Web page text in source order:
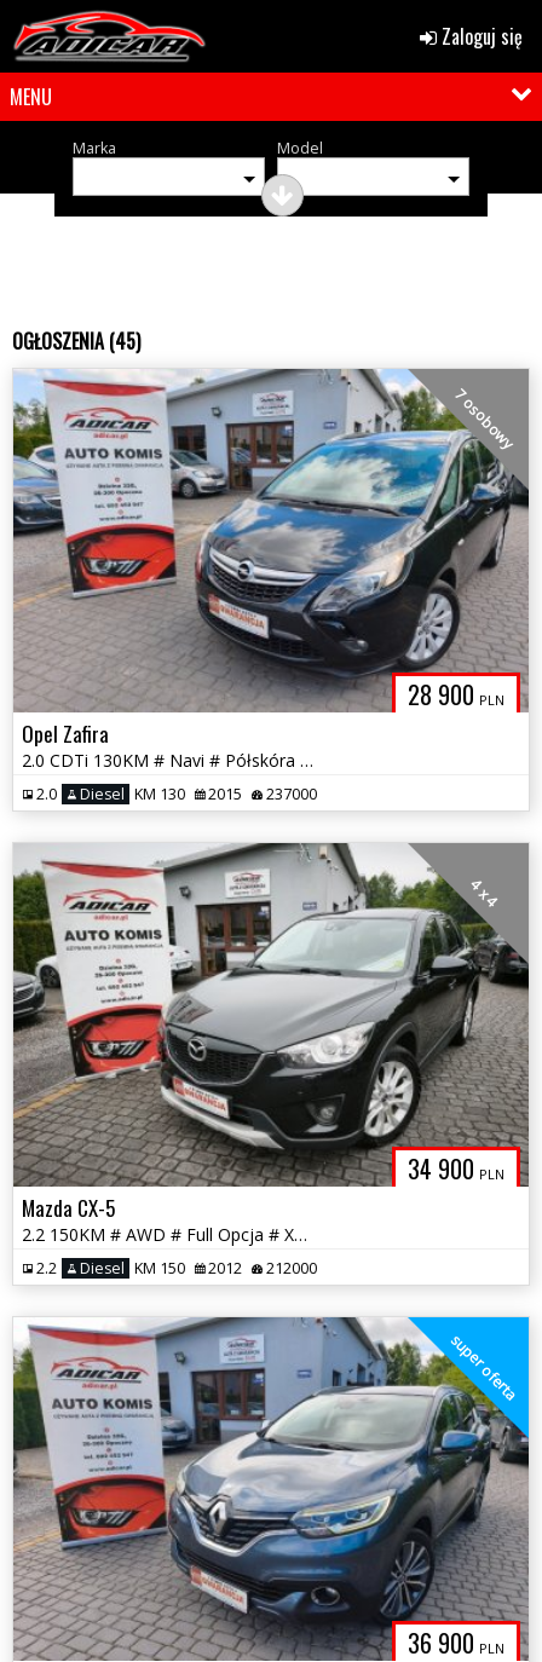
Zaloguj się
MENU
Marka Model
OGŁOSZENIA (45)
28 900 PLN
7 osobowy
Opel Zafira
2.0 CDTi 130KM # Navi # Półskóra # 7 osobowa # PDC # GWARANCJA !!!
2.0 Diesel KM 130 2015 237000
34 900 PLN
4 x 4
Mazda CX-5
2.2 150KM # AWD # Full Opcja # Xenon # Navi # Skóra # GWARANCJA !!!
2.2 Diesel KM 150 2012 212000
36 900 PLN
super oferta